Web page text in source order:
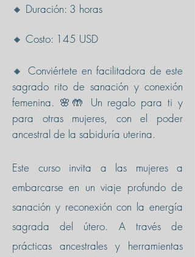
🔸 Duración: 3 horas
🔸 Costo: 145 USD
🔸 Conviértete en facilitadora de este
sagrado rito de sanación y conexión
femenina. 🌸🤲 Un regalo para ti y
para otras mujeres, con el poder
ancestral de la sabiduría uterina.
Este curso invita a las mujeres a
embarcarse en un viaje profundo de
sanación y reconexión con la energía
sagrada del útero. A través de
prácticas ancestrales y herramientas